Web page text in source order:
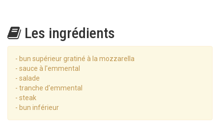
Les ingrédients
- bun supérieur gratiné à la mozzarella
- sauce à l'emmental
- salade
- tranche d'emmental
- steak
- bun inférieur